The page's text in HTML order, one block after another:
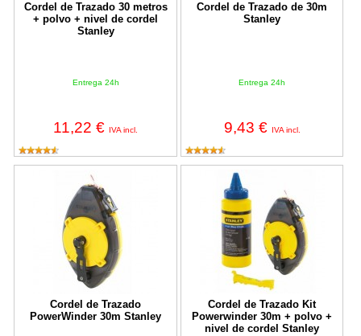
Cordel de Trazado 30 metros
+ polvo + nivel de cordel
Stanley
Entrega 24h
11,22 € IVA incl.
Cordel de Trazado de 30m
Stanley
Entrega 24h
9,43 € IVA incl.
Cordel de Trazado
PowerWinder 30m Stanley
Cordel de Trazado PowerWinder 30m Stanley
Cordel de Trazado Kit
Powerwinder 30m + polvo +
nivel de cordel Stanley
Cordel de Trazado Kit